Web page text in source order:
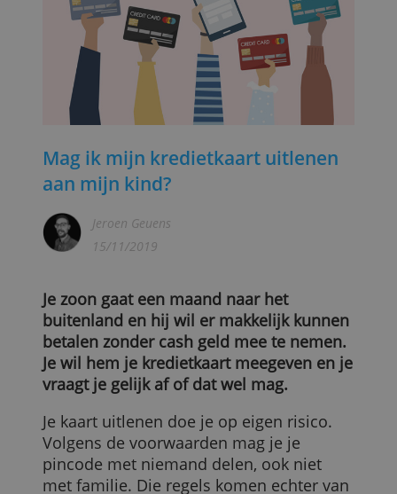
Mag ik mijn kredietkaart uitlenen
aan mijn kind?
15/11/2019
Je zoon gaat een maand naar het
buitenland en hij wil er makkelijk kunnen
betalen zonder cash geld mee te nemen.
Je wil hem je kredietkaart meegeven en
vraagt je gelijk af of dat wel mag.